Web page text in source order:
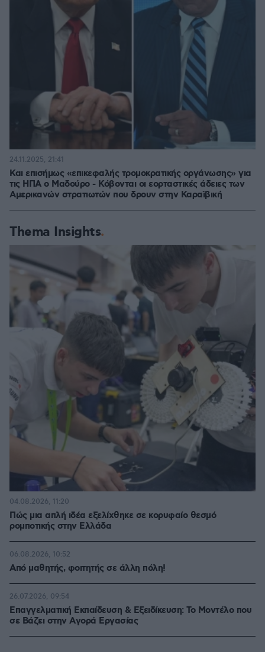
Και επισήμως «επικεφαλής τρομοκρατικής οργάνωσης» για
τις ΗΠΑ ο Μαδούρο - Κόβονται οι εορταστικές άδειες των
Αμερικανών στρατιωτών που δρουν στην Καραϊβική
24.11.2025, 21:41
Thema Insights
Πώς μια απλή ιδέα εξελίχθηκε σε κορυφαίο θεσμό
ρομποτικής στην Ελλάδα
04.08.2026, 11:20
Από μαθητής, φοιτητής σε άλλη πόλη!
06.08.2026, 10:52
Επαγγελματική Εκπαίδευση & Εξειδίκευση: Το Mοντέλο που
σε Bάζει στην Aγορά Eργασίας
26.07.2026, 09:54